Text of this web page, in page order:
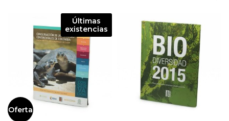
Últimas
existencias
Oferta